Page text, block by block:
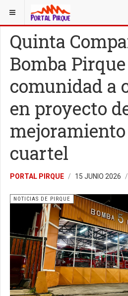
ESTÁ AQUÍ: NOTICIAS
Quinta
Bomba
comunidad a
en proyecto
cuartel
PORTAL PIRQUE 15 JUNIO 2026
NOTICIAS DE PIRQUE